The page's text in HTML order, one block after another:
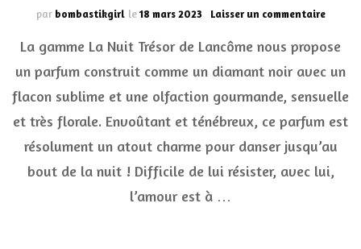
par bombastikgirl le18 mars 2023 Laisser un commentairesur
La
Nuit
Fleur
de
La gamme La Nuit Trésor de Lancôme nous propose
un parfum construit comme un diamant noir avec un
flacon sublime et une olfaction gourmande, sensuelle
et très florale. Envoûtant et ténébreux, ce parfum est
résolument un atout charme pour danser jusqu’au
bout de la nuit ! Difficile de lui résister, avec lui,
l’amour est à …